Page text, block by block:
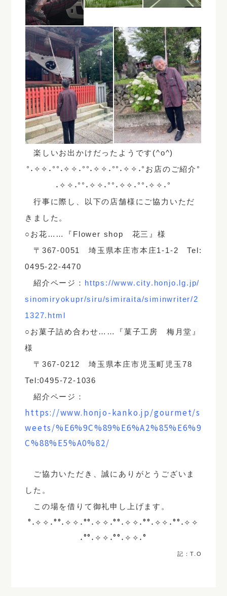
楽しいお出かけだったようです(^o^)
°˖✧✧˖°°˖✧✧˖°°˖✧✧˖°°˖✧✧˖°お店のご紹介°
˖✧✧˖°°˖✧✧˖°°˖✧✧˖°°˖✧✧˖°
行事に際し、以下の店舗様にご協力いただ
きました。
○お花……『Flower shop 花三』様
〒367-0051 埼玉県本庄市本庄1-1-2 Tel:
0495-22-4470
紹介ページ： https://www.city.honjo.lg.jp/
sinomiryokupr/siru/simiraita/siminwriter/2
1327.html
○お菓子詰め合わせ……『菓子工房 梅月堂』
様
〒367-0212 埼玉県本庄市児玉町児玉78
Tel:0495-72-1036
紹介ページ：
https://www.honjo-kanko.jp/gourmet/s
weets/%E6%9C%89%E6%A2%85%E6%9
C%88%E5%A0%82/
ご協力いただき、誠にありがとうございま
した。
この場を借りて御礼申し上げます。
°˖✧✧˖°°˖✧✧˖°°˖✧✧˖°°˖✧✧˖°°˖✧✧˖°°˖✧✧
˖°°˖✧✧˖°°˖✧✧˖°
記：T.O